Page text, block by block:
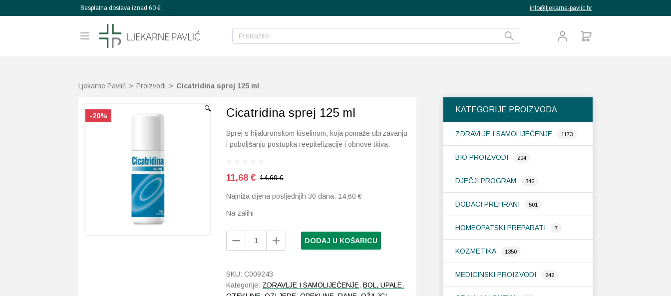
Besplatna dostava iznad 60 € info@ljekarne-pavlic.hr
Ljekarne Pavlić > Proizvodi > Cicatridina sprej 125 ml
KATEGORIJE PROIZVODA
ZDRAVLJE I SAMOLIJEČENJE 1173
BIO PROIZVODI 204
DJEČJI PROGRAM 346
DODACI PREHRANI 501
HOMEOPATSKI PREPARATI 7
KOZMETIKA 1350
MEDICINSKI PROIZVODI 242
🔍
-20%
Cicatridina sprej 125 ml
Sprej s hijaluronskom kiselinom, koja pomaže ubrzavanju
i poboljšanju postupka reepitelizacije i obnove tkiva.
11,68€ 14,60 €
Najniža cijena posljednjih 30 dana: 14,60€
Na zalihi
DODAJ U KOŠARICU
SKU:C009243
Kategorije: ZDRAVLJE I SAMOLIJEČENJE,BOL, UPALE,